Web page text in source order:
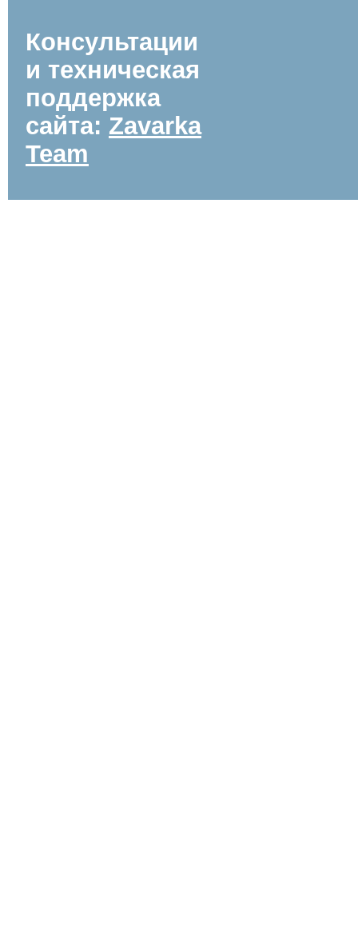
Консультации
и техническая
поддержка
сайта: Zavarka
Team